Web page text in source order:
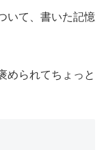
いて、書いた記憶
められてちょっと